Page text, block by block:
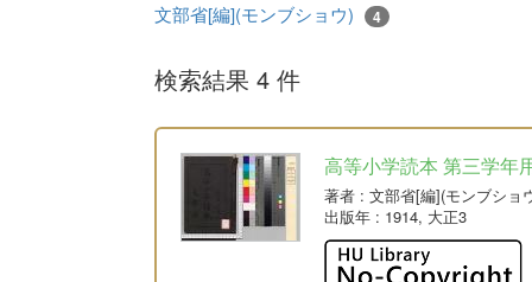
文部省[編](モンブショウ) 4
検索結果 4 件
高等小学読本 第三学年
著者 : 文部省[編](モンブショ
出版年 : 1914, 大正3